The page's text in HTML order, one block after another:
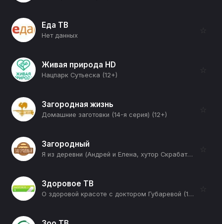
Еда ТВ
Нет данных
☆
Живая природа HD
Нацпарк Сутьеска (12+)
☆
Загородная жизнь
Домашние заготовки (14-я серия) (12+)
☆
Загородный
Я из деревни (Андрей и Елена, хутор Скрабатуны, Глубокский район) (12+)
☆
Здоровое ТВ
О здоровой красоте с доктором Губаревой (10-я серия) (12+)
☆